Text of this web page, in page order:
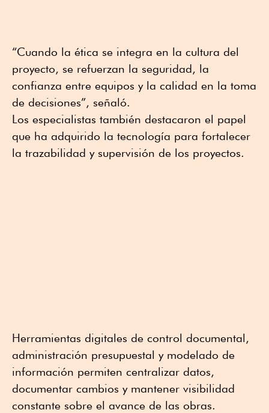
“Cuando la ética se integra en la cultura del
proyecto, se refuerzan la seguridad, la
confianza entre equipos y la calidad en la toma
de decisiones”, señaló.
Los especialistas también destacaron el papel
que ha adquirido la tecnología para fortalecer
la trazabilidad y supervisión de los proyectos.
Herramientas digitales de control documental,
administración presupuestal y modelado de
información permiten centralizar datos,
documentar cambios y mantener visibilidad
constante sobre el avance de las obras.